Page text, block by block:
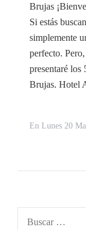
Brujas
Si estás
simplemente
perfecto.
presentaré los
Brujas. Hotel
En Lunes 20